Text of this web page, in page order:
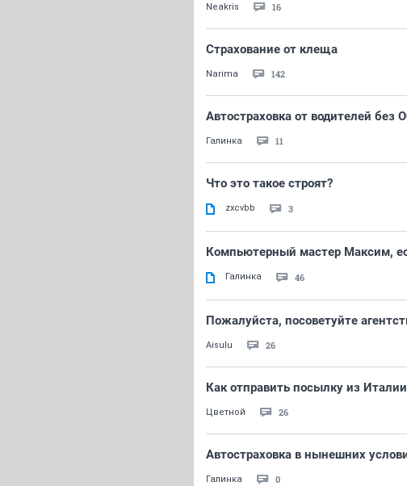
Neakris 16
Страхование от клеща
Narima 142
Автостраховка от водителей без
Галинка 11
Что это такое строят?
zxcvbb 3
Компьютерный мастер Максим,
Галинка 46
Пожалуйста, посоветуйте
Aisulu 26
Как отправить посылку из Италии
Цветной 26
Автостраховка в нынешних
Галинка 0